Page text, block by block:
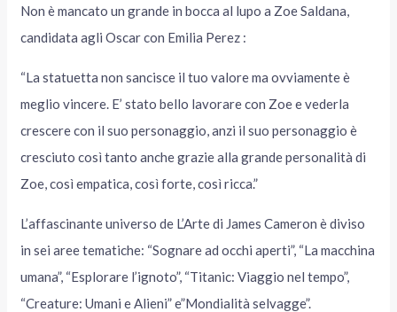
Non è mancato un grande in bocca al lupo a Zoe Saldana,
candidata agli Oscar con Emilia Perez :
“La statuetta non sancisce il tuo valore ma ovviamente è
meglio vincere. E’ stato bello lavorare con Zoe e vederla
crescere con il suo personaggio, anzi il suo personaggio è
cresciuto così tanto anche grazie alla grande personalità di
Zoe, così empatica, così forte, così ricca.”
L’affascinante universo de L’Arte di James Cameron è diviso
in sei aree tematiche: “Sognare ad occhi aperti”, “La macchina
umana”, “Esplorare l’ignoto”, “Titanic: Viaggio nel tempo”,
“Creature: Umani e Alieni” e”Mondialità selvagge”.